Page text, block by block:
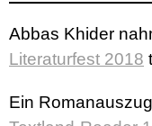
Abbas Khider
Literaturfest 2018
Ein